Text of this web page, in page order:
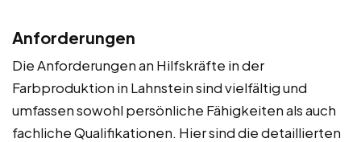
Anforderungen
Die Anforderungen an Hilfskräfte in der
Farbproduktion in Lahnstein sind vielfältig und
umfassen sowohl persönliche Fähigkeiten als auch
fachliche Qualifikationen. Hier sind die detaillierten